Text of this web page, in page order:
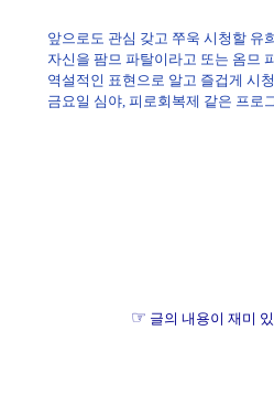
앞으로도 관심 갖고 쭈욱 시청할 유
자신을 팜므 파탈이라고 또는 옴므
역설적인 표현으로 알고 즐겁게 시
금요일 심야, 피로회복제 같은 프로
☞ 글의 내용이 재미